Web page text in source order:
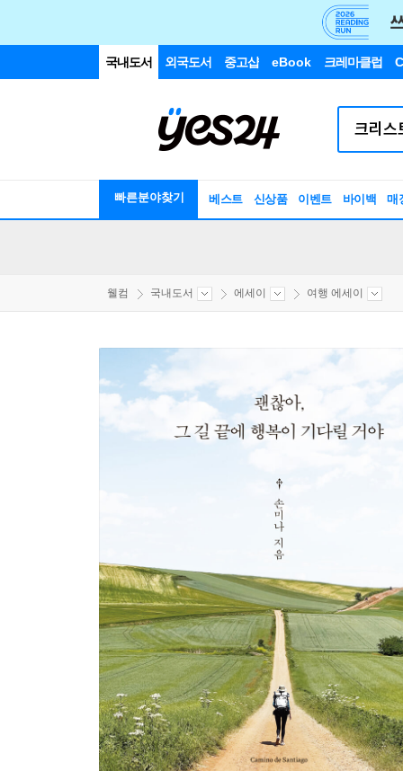
국내도서 외국도서 중고샵 eBook 크레마클럽
빠른분야찾기 베스트 신상품 이벤트 바이백 매
웰컴 국내도서 에세이 여행 에세이